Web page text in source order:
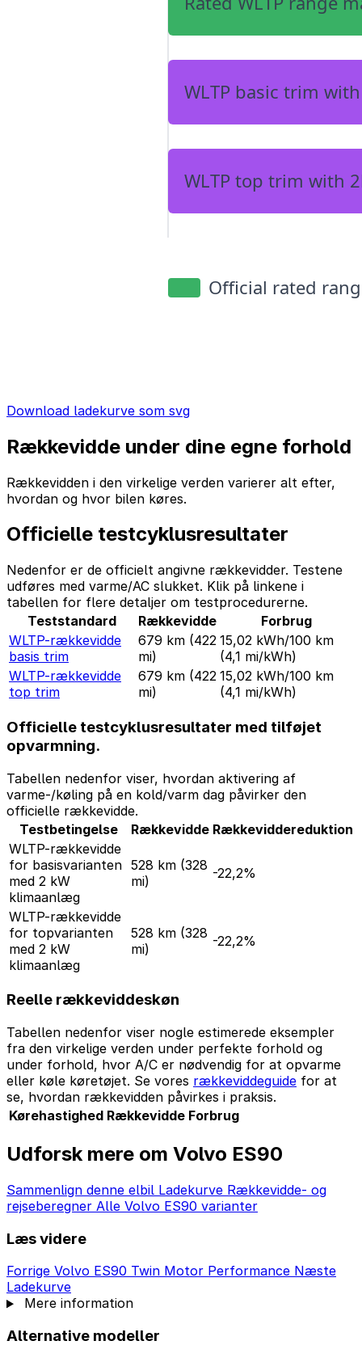
Download ladekurve som svg
Rækkevidde under dine egne forhold
Rækkevidden i den virkelige verden varierer alt efter,
hvordan og hvor bilen køres.
Officielle testcyklusresultater
Nedenfor er de officielt angivne rækkevidder. Testene
udføres med varme/AC slukket. Klik på linkene i
tabellen for flere detaljer om testprocedurerne.
Teststandard
Rækkevidde
Forbrug
WLTP-rækkevidde
basis trim
679 km (422
mi)
15,02 kWh/100 km
(4,1 mi/kWh)
WLTP-rækkevidde
top trim
679 km (422
mi)
15,02 kWh/100 km
(4,1 mi/kWh)
Officielle testcyklusresultater med tilføjet
opvarmning.
Tabellen nedenfor viser, hvordan aktivering af
varme-/køling på en kold/varm dag påvirker den
officielle rækkevidde.
Testbetingelse
Rækkevidde Rækkeviddereduktion
WLTP-rækkevidde
for basisvarianten
med 2 kW
klimaanlæg
528 km (328
mi)
-22,2%
WLTP-rækkevidde
for topvarianten
med 2 kW
klimaanlæg
528 km (328
mi)
-22,2%
Reelle rækkeviddeskøn
Tabellen nedenfor viser nogle estimerede eksempler
fra den virkelige verden under perfekte forhold og
under forhold, hvor A/C er nødvendig for at opvarme
eller køle køretøjet. Se vores rækkeviddeguide for at
se, hvordan rækkevidden påvirkes i praksis.
Kørehastighed Rækkevidde Forbrug
Udforsk mere om Volvo ES90
Sammenlign denne elbil Ladekurve Rækkevidde- og
rejseberegner Alle Volvo ES90 varianter
Læs videre
Forrige Volvo ES90 Twin Motor Performance Næste
Ladekurve
Mere information
Alternative modeller